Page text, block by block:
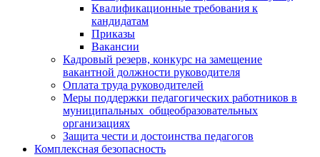
Квалификационные требования к
кандидатам
Приказы
Вакансии
Кадровый резерв, конкурс на замещение
вакантной должности руководителя
Оплата труда руководителей
Меры поддержки педагогических работников в
муниципальных общеобразовательных
организациях
Защита чести и достоинства педагогов
Комплексная безопасность